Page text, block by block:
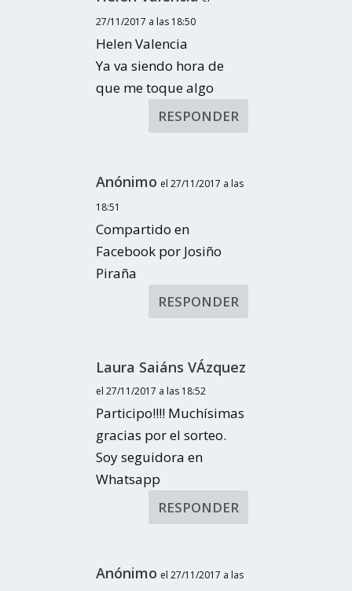
27/11/2017 a las 18:50
Helen Valencia
Ya va siendo hora de
que me toque algo
RESPONDER
Anónimo el 27/11/2017 a las
18:51
Compartido en
Facebook por Josiño
Piraña
RESPONDER
Laura Saiáns VÁzquez
el 27/11/2017 a las 18:52
Participo!!!! Muchísimas
gracias por el sorteo.
Soy seguidora en
Whatsapp
RESPONDER
Anónimo el 27/11/2017 a las